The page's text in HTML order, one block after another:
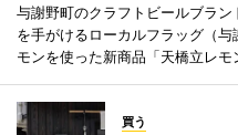
与謝野町のクラフトビールブラン
を手がけるローカルフラッグ（
モンを使った新商品「天橋立レモ
買う